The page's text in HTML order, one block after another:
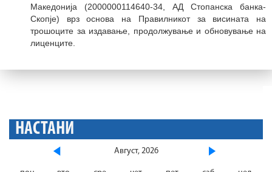
Македонија (2000000114640-34, АД Стопанска банка-
Скопје) врз основа на Правилникот за висината на
трошоците за издавање, продолжување и обновување на
лиценците.
НАСТАНИ
Август, 2026